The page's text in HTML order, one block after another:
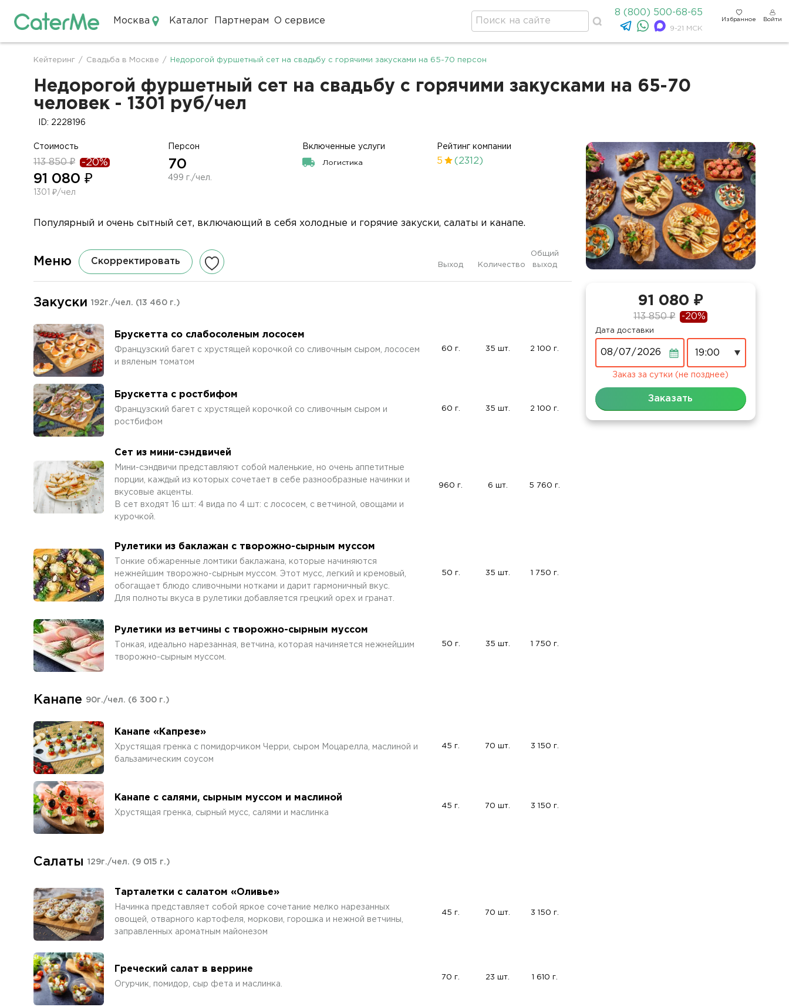
Москва Каталог Партнерам О сервисе
8 (800) 500-68-65
9-21 МСК
Избранное Войти
Строка
навигации
Кейтеринг / Свадьба в Москве / Недорогой фуршетный сет на свадьбу с горячими закусками на 65-70 персон
Недорогой фуршетный сет на свадьбу с горячими закусками на 65-70
человек - 1301 руб/чел
ID: 2228196
Стоимость
113 850 ₽ -20%
91 080 ₽
1301 ₽/чел
Персон
70
499 г./чел.
Включенные услуги
Логистика
Рейтинг компании
5 (2312)
Популярный и очень сытный сет, включающий в себя холодные и горячие закуски, салаты и канапе.
Меню Скорректировать Выход Количество
Общий
выход
Закуски 192г./чел. (13 460 г.)
Брускетта со слабосоленым лососем
Французский багет с хрустящей корочкой со сливочным сыром, лососем
и вяленым томатом
60 г. 35 шт. 2 100 г.
Брускетта с ростбифом
Французский багет с хрустящей корочкой со сливочным сыром и
ростбифом
60 г. 35 шт. 2 100 г.
Сет из мини-сэндвичей
Мини-сэндвичи представляют собой маленькие, но очень аппетитные
порции, каждый из которых сочетает в себе разнообразные начинки и
вкусовые акценты.
В сет входят 16 шт: 4 вида по 4 шт: с лососем, с ветчиной, овощами и
курочкой.
960 г. 6 шт. 5 760 г.
Рулетики из баклажан с творожно-сырным муссом
Тонкие обжаренные ломтики баклажана, которые начиняются
нежнейшим творожно-сырным муссом. Этот мусс, легкий и кремовый,
обогащает блюдо сливочными нотками и дарит гармоничный вкус.
Для полноты вкуса в рулетики добавляется грецкий орех и гранат.
50 г. 35 шт. 1 750 г.
Рулетики из ветчины с творожно-сырным муссом
Тонкая, идеально нарезанная, ветчина, которая начиняется нежнейшим
творожно-сырным муссом.
50 г. 35 шт. 1 750 г.
Канапе 90г./чел. (6 300 г.)
Канапе «Капрезе»
Хрустящая гренка с помидорчиком Черри, сыром Моцарелла, маслиной и
бальзамическим соусом
45 г. 70 шт. 3 150 г.
Канапе с салями, сырным муссом и маслиной
Хрустящая гренка, сырный мусс, салями и маслинка
45 г. 70 шт. 3 150 г.
Салаты 129г./чел. (9 015 г.)
Тарталетки с салатом «Оливье»
Начинка представляет собой яркое сочетание мелко нарезанных
овощей, отварного картофеля, моркови, горошка и нежной ветчины,
заправленных ароматным майонезом
45 г. 70 шт. 3 150 г.
Греческий салат в веррине
Огурчик, помидор, сыр фета и маслинка.
70 г. 23 шт. 1 610 г.
91 080 ₽
113 850 ₽ -20%
Дата доставки
Заказ за сутки (не позднее)
Заказать